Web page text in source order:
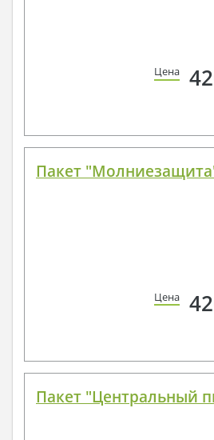
Цена
Пакет
Цена
Пакет "Центральный